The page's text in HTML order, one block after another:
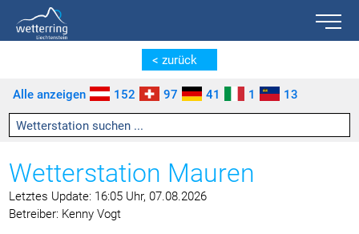
Zum Inhalt springen [AK + 0]
Zum linken senkrechten Seitenmenü springen [AK + 1]
Zum rechten senkrechten Seitenmenü springen [AK + 2]
Zu den Inhalten im Fußbereich springen [AK + 3]
Toggle
< zurück
Alle anzeigen 152 97 41 1 13
Wetterstation Mauren
Letztes Update: 16:05 Uhr, 07.08.2026
Betreiber: Kenny Vogt